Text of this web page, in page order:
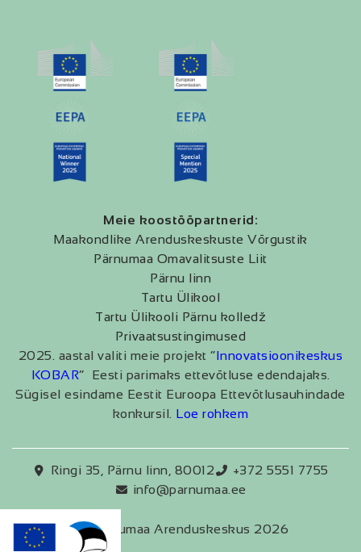
Meie koostööpartnerid:
Maakondlike Arenduskeskuste Võrgustik
Pärnumaa Omavalitsuste Liit
Pärnu linn
Tartu Ülikool
Tartu Ülikooli Pärnu kolledž
Privaatsustingimused
2025. aastal valiti meie projekt “Innovatsioonikeskus
KOBAR” Eesti parimaks ettevõtluse edendajaks.
Sügisel esindame Eestit Euroopa Ettevõtlusauhindade
konkursil. Loe rohkem
Ringi 35, Pärnu linn, 80012
+372 5551 7755
info@parnumaa.ee
Pärnumaa Arenduskeskus 2026